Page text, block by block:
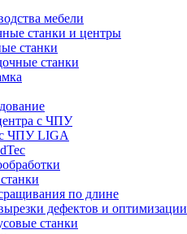
мебели
станки и центры
станки
станки
с ЧПУ
с ЧПУ LIGA
по длине
дефектов и оптимизации
станки